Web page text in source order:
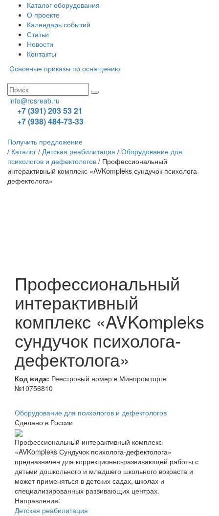
Каталог оборудования
О проекте
Календарь событий
Статьи
Новости
Контакты
Основные приказы по оснащению
info@rosreab.ru
+7 (391) 203 53 21
+7 (938) 484-73-33
Получить предложение
/ Каталог / Детская реабилитация / Оборудование для
психологов и дефектологов / Профессиональный
интерактивный комплекс «AVKompleks сундучок психолога-
дефектолога»
Профессиональный
интерактивный
комплекс «AVKompleks
сундучок психолога-
дефектолога»
Код вида: Реестровый номер в Минпромторге
№10756810
Оборудование для психологов и дефектологов
Сделано в России
Профессиональный интерактивный комплекс
«AVKompleks Сундучок психолога-дефектолога»
предназначен для коррекционно-развивающей работы с
детьми дошкольного и младшего школьного возраста и
может применяться в детских садах, школах и
специализированных развивающих центрах.
Направления:
Детская реабилитация